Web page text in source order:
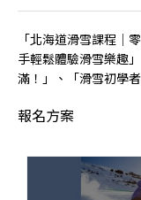
「北海道滑雪課程｜
手輕鬆體驗滑雪樂趣
滿！」、「滑雪初學
報名方案